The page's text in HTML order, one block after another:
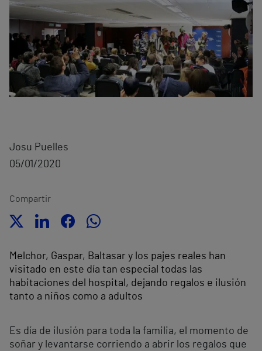
Josu Puelles
05/01/2020
Compartir
Melchor, Gaspar, Baltasar y los pajes reales han
visitado en este día tan especial todas las
habitaciones del hospital, dejando regalos e ilusión
tanto a niños como a adultos
Es día de ilusión para toda la familia, el momento de
soñar y levantarse corriendo a abrir los regalos que